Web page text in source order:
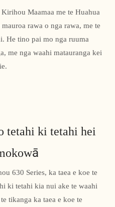
Maamaa me te Huahua
rawa o nga rawa, me te
He tino pai mo nga ruuma
me nga waahi matauranga kei
tetahi ki tetahi hei
630 Series, ka taea e koe te
ki tetahi kia nui ake te waahi
tikanga ka taea e koe te